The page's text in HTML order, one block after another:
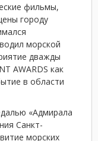
фильмы,
городу
морской
дважды
AWARDS как
в области
«Адмирала
Санкт-
морских